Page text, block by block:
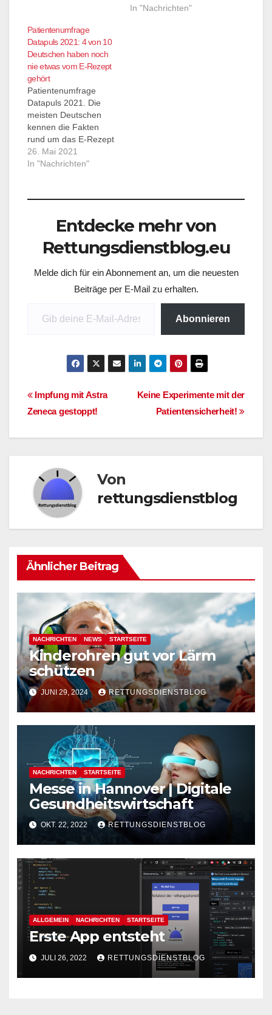
Deutschen im Netz /
Zwei von zehn
Deutschen (18,3
Prozent) forschen in
medizinischen Portalen
oder Foren wie
NetDoktor nach
Krankheitssymptomen /
Drei von zehn
Patienten (29 Prozent)
befragen Dr. Google /
…
Versicherung
In "Nachrichten"
Patientenumfrage
Datapuls 2021: 4 von 10
Deutschen haben noch
nie etwas vom E-Rezept
gehört
Patientenumfrage
Datapuls 2021. Die
meisten Deutschen
kennen die Fakten
rund um das E-Rezept
nicht / Knapp 80
Prozent (79,8) der
über das E-Rezept
München, 26. Mai
steht, aber kaum einer
dem 1. Juli in der
Fokusregion…
26. Mai 2021
In "Nachrichten"
Entdecke mehr von
Rettungsdienstblog.eu
Melde dich für ein Abonnement an, um die neuesten
Beiträge per E-Mail zu erhalten.
Abonnieren
Beitragsnavigation
Keine Experimente mit der
Patientensicherheit!
Impfung mit Astra
Zeneca gestoppt!
Von
rettungsdienstblog
Ähnlicher Beitrag
NACHRICHTEN NEWS STARTSEITE
Kinderohren gut vor Lärm
schützen
JUNI 29, 2024 RETTUNGSDIENSTBLOG
NACHRICHTEN STARTSEITE
Messe in Hannover | Digitale
Gesundheitswirtschaft
OKT. 22, 2022 RETTUNGSDIENSTBLOG
ALLGEMEIN NACHRICHTEN STARTSEITE
Erste App entsteht
JULI 26, 2022 RETTUNGSDIENSTBLOG